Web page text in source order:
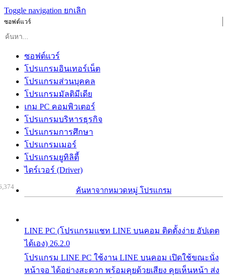
Toggle navigation ยกเลิก
ซอฟต์แวร์
ซอฟต์แวร์
โปรแกรมอินเทอร์เน็ต
โปรแกรมส่วนบุคคล
โปรแกรมมัลติมีเดีย
เกม PC คอมพิวเตอร์
โปรแกรมบริหารธุรกิจ
โปรแกรมการศึกษา
โปรแกรมเมอร์
โปรแกรมยูทิลิตี้
ไดร์เวอร์ (Driver)
ค้นหาจากหมวดหมู่ โปรแกรม
LINE PC (โปรแกรมแชท LINE บนคอม ติดตั้งง่าย อัปเดต
ได้เอง) 26.2.0
โปรแกรม LINE PC ใช้งาน LINE บนคอม เปิดใช้ขณะนั่ง
หน้าจอ ได้อย่างสะดวก พร้อมคุยด้วยเสียง คุยเห็นหน้า ส่ง